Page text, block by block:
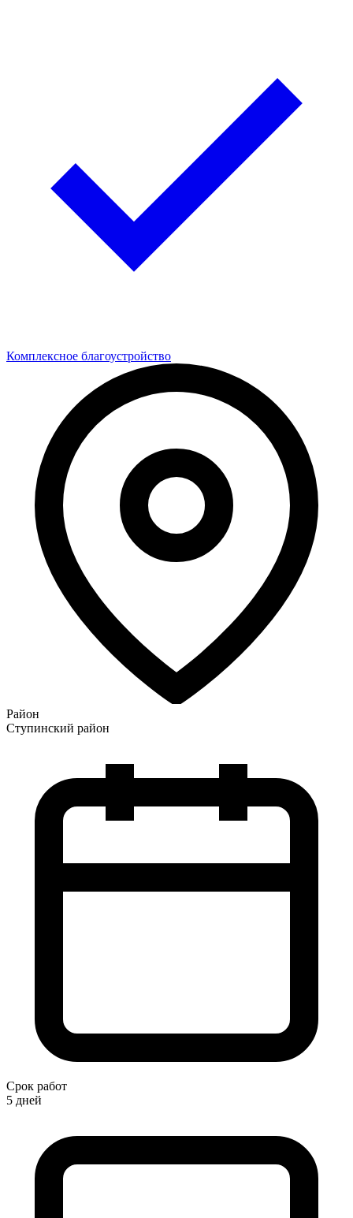
Комплексное благоустройство
Район
Ступинский район
Срок работ
5 дней